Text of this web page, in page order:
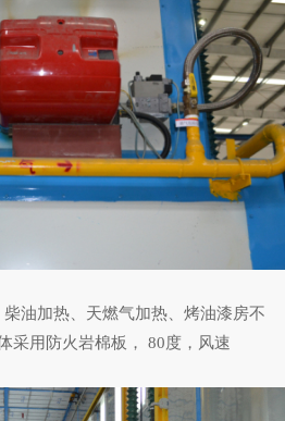
油加热、天燃气加热、烤油漆房不
采用防火岩棉板， 80度，风速